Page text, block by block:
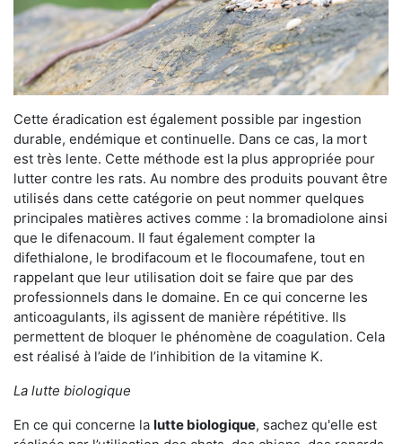
Cette éradication est également possible par ingestion
durable, endémique et continuelle. Dans ce cas, la mort
est très lente. Cette méthode est la plus appropriée pour
lutter contre les rats. Au nombre des produits pouvant être
utilisés dans cette catégorie on peut nommer quelques
principales matières actives comme : la bromadiolone ainsi
que le difenacoum. Il faut également compter la
difethialone, le brodifacoum et le flocoumafene, tout en
rappelant que leur utilisation doit se faire que par des
professionnels dans le domaine. En ce qui concerne les
anticoagulants, ils agissent de manière répétitive. Ils
permettent de bloquer le phénomène de coagulation. Cela
est réalisé à l’aide de l’inhibition de la vitamine K.
La lutte biologique
En ce qui concerne la lutte biologique, sachez qu'elle est